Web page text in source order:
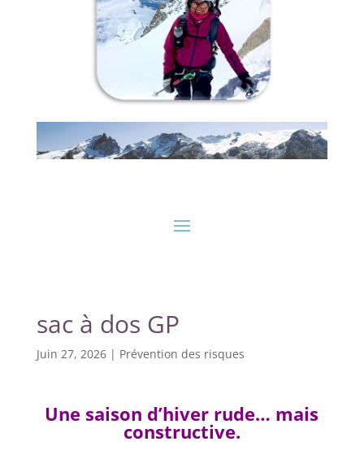
sac à dos GP
Juin 27, 2026| Prévention des risques
Une saison d’hiver rude… mais
constructive.